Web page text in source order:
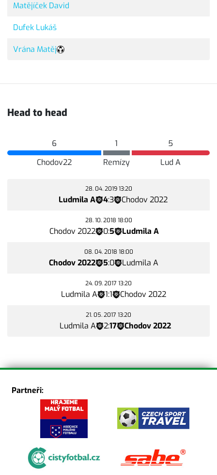
Matějíček David
Dufek Lukáš
Vrána Matěj
Head to head
6
Chodov22
1
Remízy
5
Lud A
28. 04. 2019 13:20
Ludmila A 4:3 Chodov 2022
28. 10. 2018 18:00
Chodov 2022 0:5 Ludmila A
08. 04. 2018 18:00
Chodov 2022 5:0 Ludmila A
24. 09. 2017 13:20
Ludmila A 1:1 Chodov 2022
21. 05. 2017 13:20
Ludmila A 2:17 Chodov 2022
Partneři: